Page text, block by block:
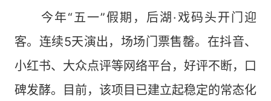
今年“五一”假期，后湖·戏码头开门迎
客。连续5天演出，场场门票售罄。在抖音、
小红书、大众点评等网络平台，好评不断，口
碑发酵。目前，该项目已建立起稳定的常态化